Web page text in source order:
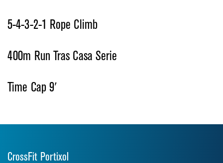
5-4-3-2-1 Rope Climb
400m Run Tras Casa Serie
Time Cap 9′
CrossFit Portixol